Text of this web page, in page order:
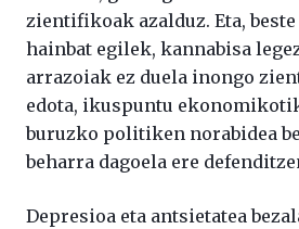
zientifikoak azalduz. Eta,
hainbat egilek, kannabisa
arrazoiak ez duela inongo
edota, ikuspuntu
buruzko politiken norabidea
beharra dagoela ere
Depresioa eta antsietatea